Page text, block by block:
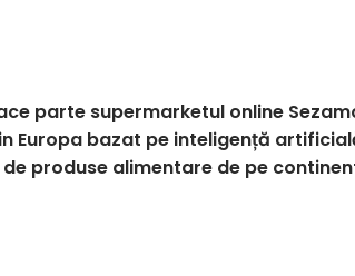
parte supermarketul online
Europa bazat pe inteligență
produse alimentare de pe